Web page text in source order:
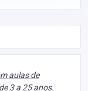
aulas de
3 a 25 anos.